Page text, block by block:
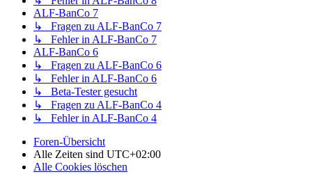
ALF-BanCo 7
↳ Fragen zu ALF-BanCo 7
↳ Fehler in ALF-BanCo 7
ALF-BanCo 6
↳ Fragen zu ALF-BanCo 6
↳ Fehler in ALF-BanCo 6
↳ Beta-Tester gesucht
↳ Fragen zu ALF-BanCo 4
↳ Fehler in ALF-BanCo 4
Foren-Übersicht
Alle Zeiten sind UTC+02:00
Alle Cookies löschen